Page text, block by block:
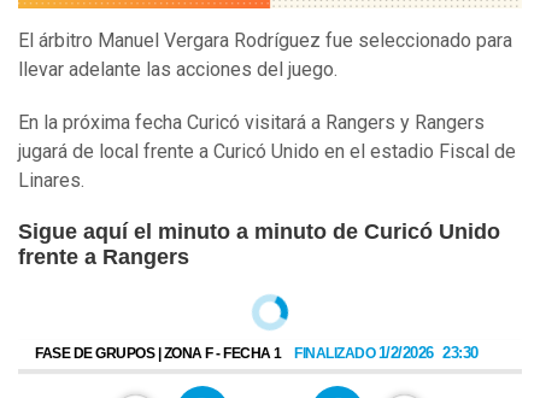
El árbitro Manuel Vergara Rodríguez fue seleccionado para
llevar adelante las acciones del juego.
En la próxima fecha Curicó visitará a Rangers y Rangers
jugará de local frente a Curicó Unido en el estadio Fiscal de
Linares.
Sigue aquí el minuto a minuto de Curicó Unido
frente a Rangers